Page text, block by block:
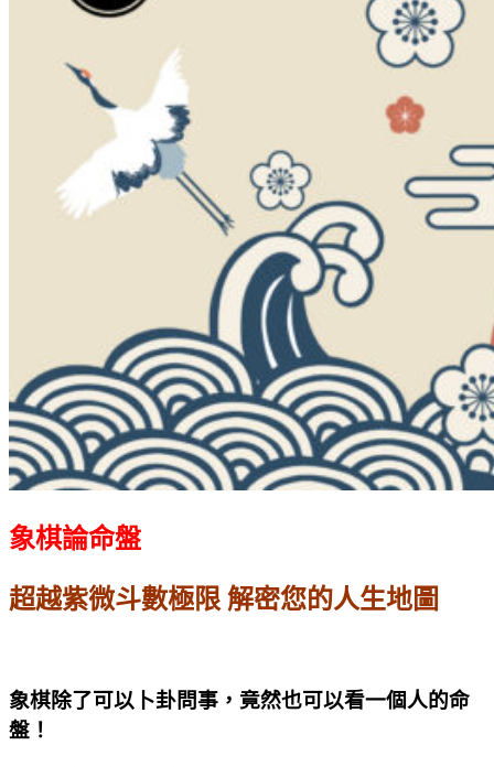
象棋論命盤
超越紫微斗數極限 解密您的人生地圖
象棋除了可以卜卦問事，竟然也可以看一個人的命
盤！